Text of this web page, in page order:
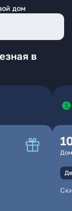
дом
в